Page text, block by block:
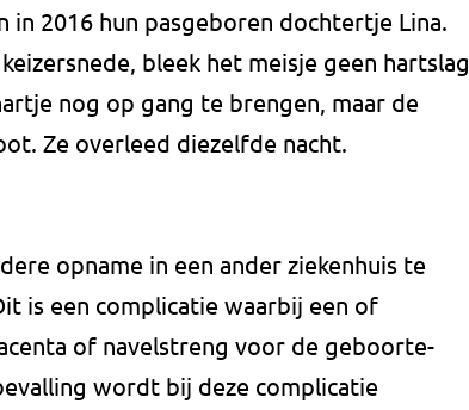
in 2016 hun pasgeboren dochtertje Lina.
bleek het meisje geen hartslag
nog op gang te brengen, maar de
Ze overleed diezelfde nacht.
opname in een ander ziekenhuis te
is een complicatie waarbij een of
of navelstreng voor de geboorte-
wordt bij deze complicatie